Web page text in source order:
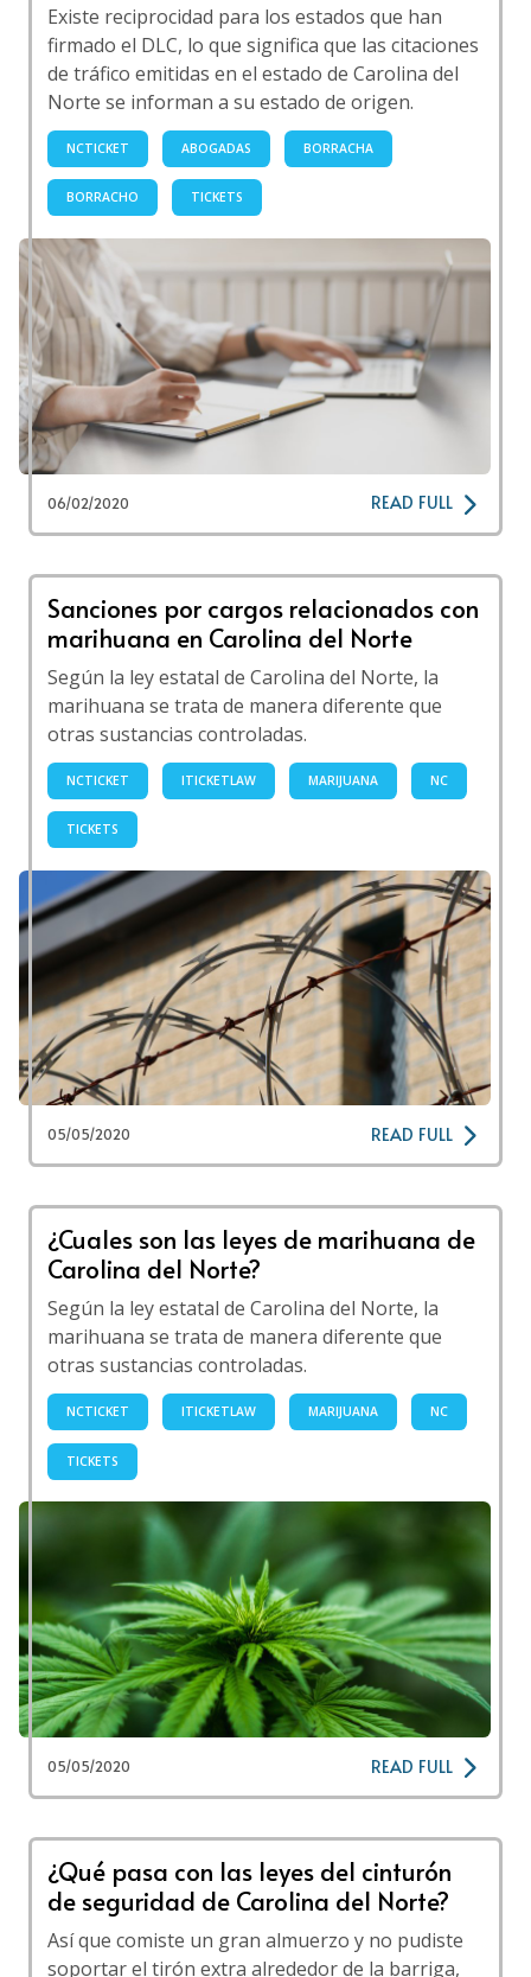
Existe reciprocidad para los estados que han
firmado el DLC, lo que significa que las citaciones
de tráfico emitidas en el estado de Carolina del
Norte se informan a su estado de origen.
NCTICKET ABOGADAS BORRACHA
BORRACHO TICKETS
06/02/2020 READ FULL
Sanciones por cargos relacionados con
marihuana en Carolina del Norte
Según la ley estatal de Carolina del Norte, la
marihuana se trata de manera diferente que
otras sustancias controladas.
NCTICKET ITICKETLAW MARIJUANA NC
TICKETS
05/05/2020 READ FULL
¿Cuales son las leyes de marihuana de
Carolina del Norte?
Según la ley estatal de Carolina del Norte, la
marihuana se trata de manera diferente que
otras sustancias controladas.
NCTICKET ITICKETLAW MARIJUANA NC
TICKETS
05/05/2020 READ FULL
¿Qué pasa con las leyes del cinturón
de seguridad de Carolina del Norte?
Así que comiste un gran almuerzo y no pudiste
soportar el tirón extra alrededor de la barriga,